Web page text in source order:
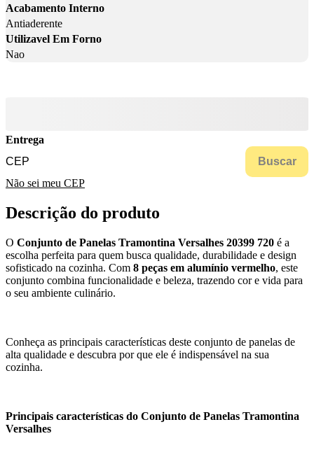
Acabamento Interno
Antiaderente
Utilizavel Em Forno
Nao
Entrega
Buscar
Não sei meu CEP
Descrição do produto
O Conjunto de Panelas Tramontina Versalhes 20399 720 é a
escolha perfeita para quem busca qualidade, durabilidade e design
sofisticado na cozinha. Com 8 peças em alumínio vermelho, este
conjunto combina funcionalidade e beleza, trazendo cor e vida para
o seu ambiente culinário.
Conheça as principais características deste conjunto de panelas de
alta qualidade e descubra por que ele é indispensável na sua
cozinha.
Principais características do Conjunto de Panelas Tramontina
Versalhes